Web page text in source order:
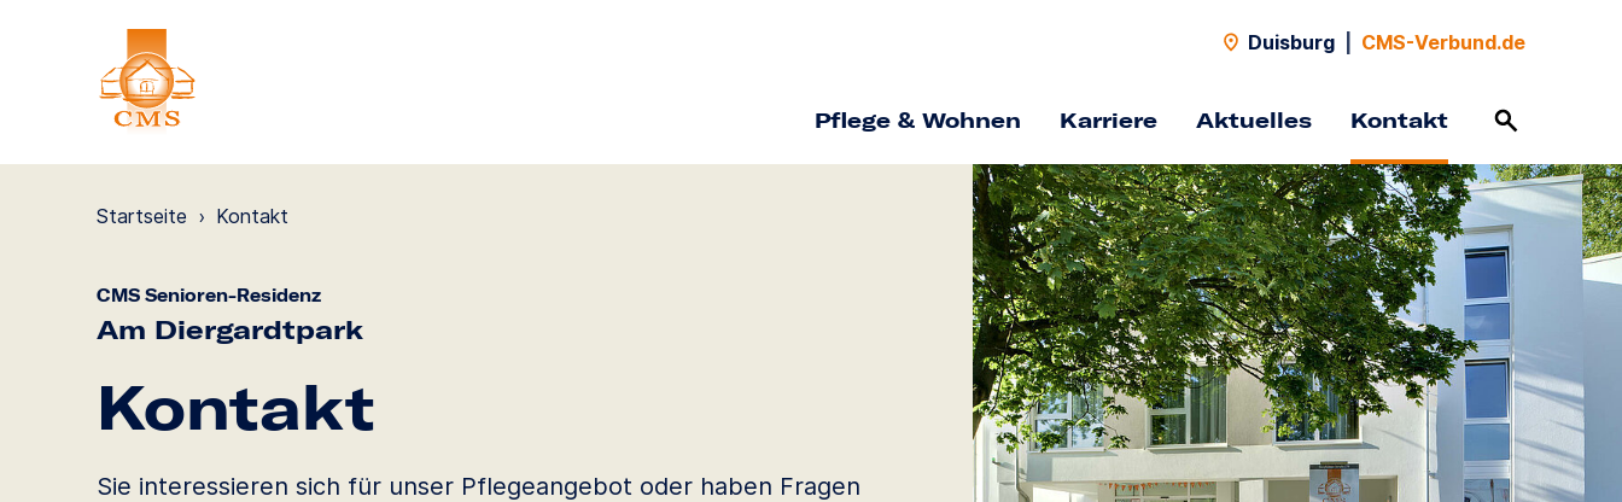
Duisburg CMS-Verbund.de
Pflege & Wohnen Karriere Aktuelles Kontakt
Startseite › Kontakt
CMS Senioren-Residenz
Am Diergardtpark
Kontakt
Sie interessieren sich für unser Pflegeangebot oder haben Fragen